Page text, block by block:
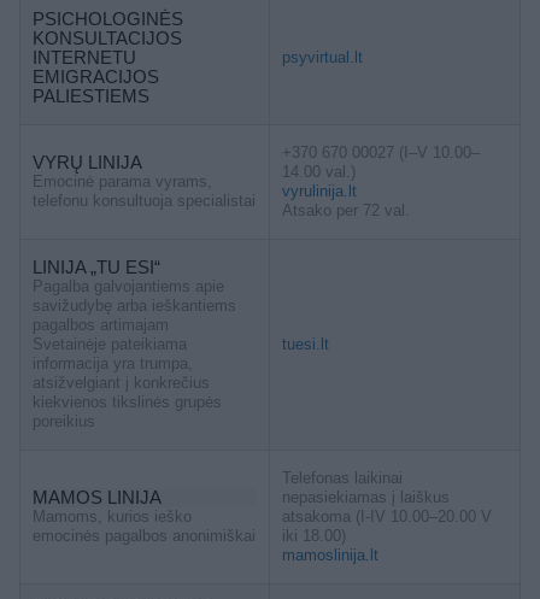
PSICHOLOGINĖS
KONSULTACIJOS
INTERNETU
EMIGRACIJOS
PALIESTIEMS
psyvirtual.lt
VYRŲ LINIJA
Emocinė parama vyrams,
telefonu konsultuoja specialistai
+370 670 00027 (I–V 10.00–
14.00 val.)
vyrulinija.lt
Atsako per 72 val.
LINIJA „TU ESI“
Pagalba galvojantiems apie
savižudybę arba ieškantiems
pagalbos artimajam
Svetainėje pateikiama
informacija yra trumpa,
atsižvelgiant į konkrečius
kiekvienos tikslinės grupės
poreikius
tuesi.lt
MAMOS LINIJA
Mamoms, kurios ieško
emocinės pagalbos anonimiškai
Telefonas laikinai
nepasiekiamas į laiškus
atsakoma (I-IV 10.00–20.00 V
iki 18.00)
mamoslinija.lt